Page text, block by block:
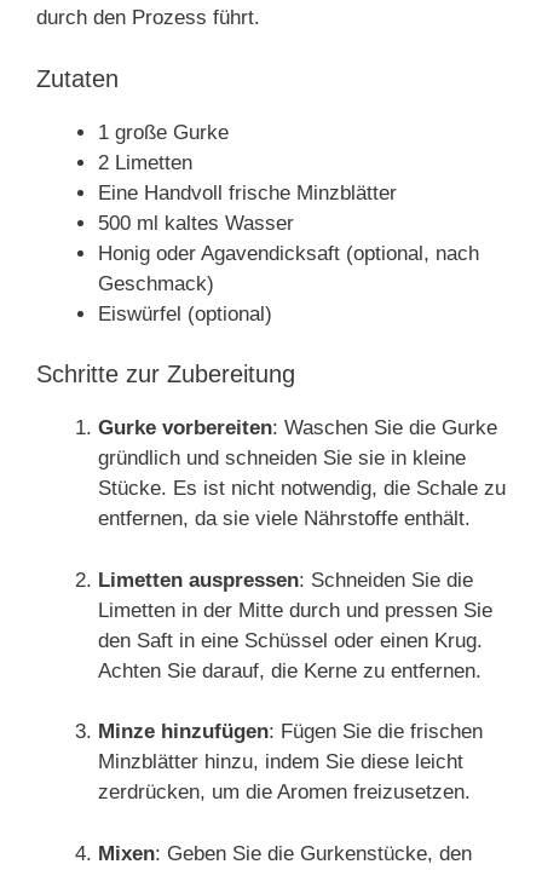
durch den Prozess führt.
Zutaten
1 große Gurke
2 Limetten
Eine Handvoll frische Minzblätter
500 ml kaltes Wasser
Honig oder Agavendicksaft (optional, nach
Geschmack)
Eiswürfel (optional)
Schritte zur Zubereitung
Gurke vorbereiten: Waschen Sie die Gurke
gründlich und schneiden Sie sie in kleine
Stücke. Es ist nicht notwendig, die Schale zu
entfernen, da sie viele Nährstoffe enthält.
Limetten auspressen: Schneiden Sie die
Limetten in der Mitte durch und pressen Sie
den Saft in eine Schüssel oder einen Krug.
Achten Sie darauf, die Kerne zu entfernen.
Minze hinzufügen: Fügen Sie die frischen
Minzblätter hinzu, indem Sie diese leicht
zerdrücken, um die Aromen freizusetzen.
Mixen: Geben Sie die Gurkenstücke, den